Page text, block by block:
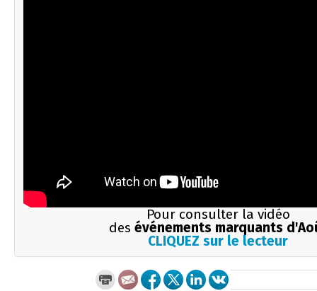
Pour consulter la vidéo
des événements marquants
CLIQUEZ sur le lecteur